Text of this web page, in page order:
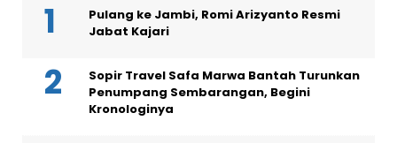
Pulang ke Jambi, Romi Arizyanto Resmi
Jabat Kajari
Sopir Travel Safa Marwa Bantah Turunkan
Penumpang Sembarangan, Begini
Kronologinya